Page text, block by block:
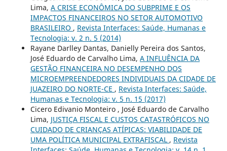
Lima, A CRISE ECONÔMICA DO SUBPRIME E OS
IMPACTOS FINANCEIROS NO SETOR AUTOMOTIVO
BRASILEIRO , Revista Interfaces: Saúde, Humanas e
Tecnologia: v. 2 n. 5 (2014)
Rayane Darlley Dantas, Danielly Pereira dos Santos,
José Eduardo de Carvalho Lima, A INFLUÊNCIA DA
GESTÃO FINANCEIRA NO DESEMPENHO DOS
MICROEMPREENDEDORES INDIVIDUAIS DA CIDADE DE
JUAZEIRO DO NORTE-CE , Revista Interfaces: Saúde,
Humanas e Tecnologia: v. 5 n. 15 (2017)
Cicero Edivanio Monteiro , José Eduardo de Carvalho
Lima, JUSTIÇA FISCAL E CUSTOS CATASTRÓFICOS NO
CUIDADO DE CRIANÇAS ATÍPICAS: VIABILIDADE DE
UMA POLÍTICA MUNICIPAL EXTRAFISCAL , Revista